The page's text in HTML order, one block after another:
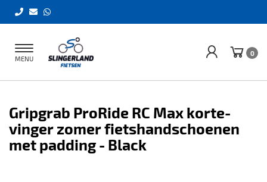
Toggle
navigation
MENU
0
Gripgrab ProRide RC Max korte-
vinger zomer fietshandschoenen
met padding - Black